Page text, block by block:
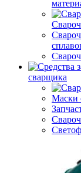
сварщика
Маски